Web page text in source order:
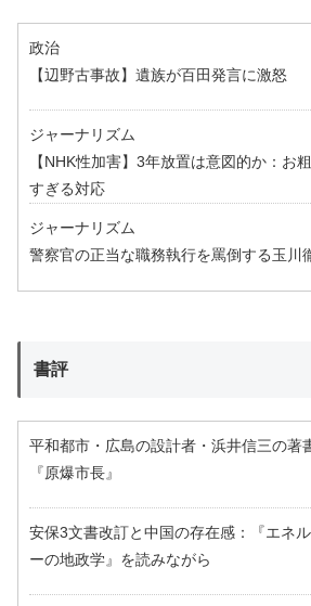
政治
【辺野古事故】遺族が百田発言に激怒
ジャーナリズム
【NHK性加害】3年放置は意図的か：お
すぎる対応
ジャーナリズム
警察官の正当な職務執行を罵倒する玉川
書評
平和都市・広島の設計者・浜井信三の著
『原爆市長』
安保3文書改訂と中国の存在感：『エネ
ーの地政学』を読みながら